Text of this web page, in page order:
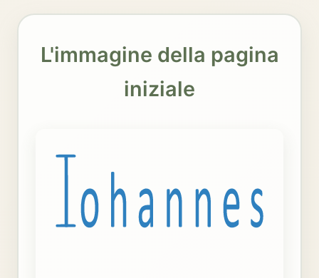
L'immagine della pagina
iniziale